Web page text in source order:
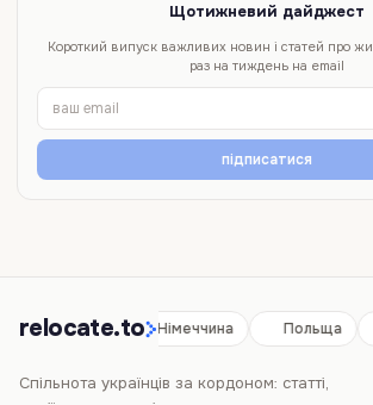
Щотижневий дайджест
Короткий випуск важливих новин і статей про
раз на тиждень на email
підписатися
relocate.to
Іспанія Німеччина Польща
Спільнота українців за кордоном: статті,